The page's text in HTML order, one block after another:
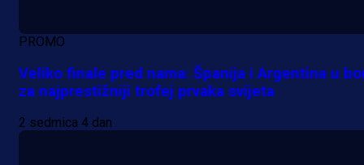
PROMO
Veliko finale pred nama: Španija i Argentina u
za najprestižniji trofej prvaka svijeta
2 sedmica 4 dan